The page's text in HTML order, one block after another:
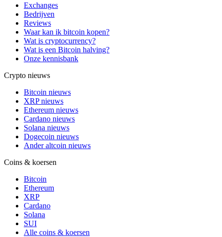
Exchanges
Bedrijven
Reviews
Waar kan ik bitcoin kopen?
Wat is cryptocurrency?
Wat is een Bitcoin halving?
Onze kennisbank
Crypto nieuws
Bitcoin nieuws
XRP nieuws
Ethereum nieuws
Cardano nieuws
Solana nieuws
Dogecoin nieuws
Ander altcoin nieuws
Coins & koersen
Bitcoin
Ethereum
XRP
Cardano
Solana
SUI
Alle coins & koersen